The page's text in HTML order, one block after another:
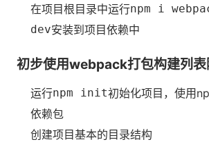
在项目根目录中运行npm i
dev安装到项目依赖中
初步使用webpack打包构建列表
运行npm init初始化项目，使用
依赖包
创建项目基本的目录结构